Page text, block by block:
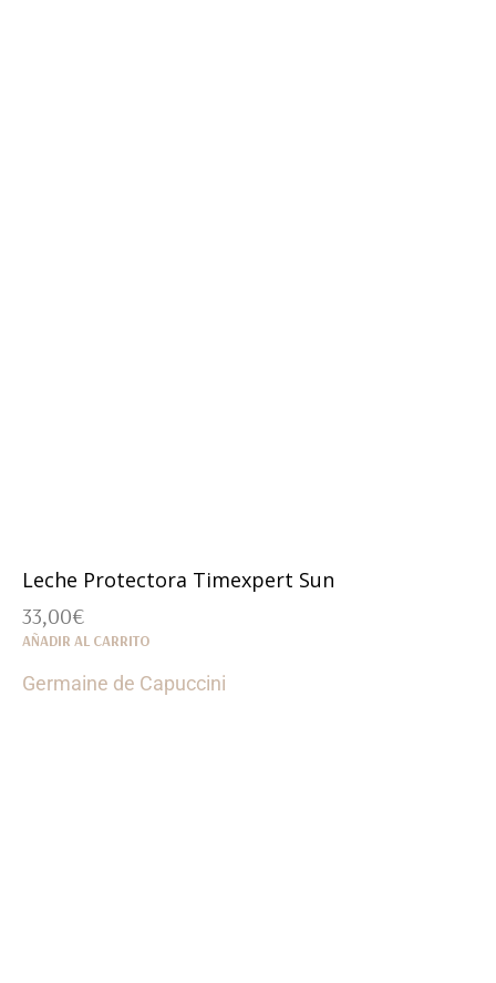
Leche Protectora Timexpert Sun
33,00€
AÑADIR AL CARRITO
Germaine de Capuccini